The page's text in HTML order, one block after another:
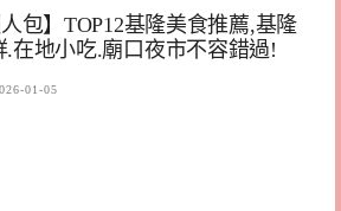
人包】TOP12基隆美食推薦,基隆
在地小吃.廟口夜市不容錯過!
01-05